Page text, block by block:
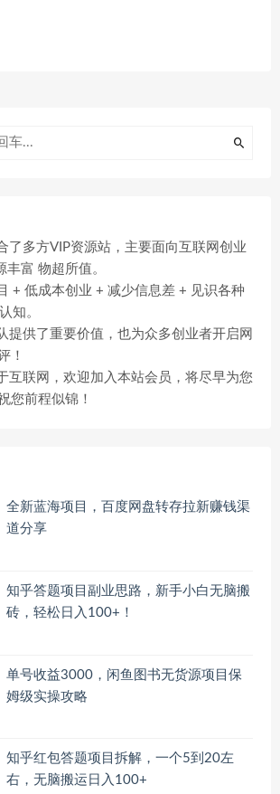
了多方VIP资源站，主要面向互联网创业
富 物超所值。
+ 低成本创业 + 减少信息差 + 见识各种
知。
提供了重要价值，也为众多创业者开启网
！
互联网，欢迎加入本站会员，将尽早为您
您前程似锦！
全新蓝海项目，百度网盘转存拉新赚钱渠
道分享
知乎答题项目副业思路，新手小白无脑搬
砖，轻松日入100+！
单号收益3000，闲鱼图书无货源项目保
姆级实操攻略
知乎红包答题项目拆解，一个5到20左
右，无脑搬运日入100+